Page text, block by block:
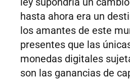
hasta ahora era un
los amantes de este
presentes que las
monedas digitales
son las ganancias de